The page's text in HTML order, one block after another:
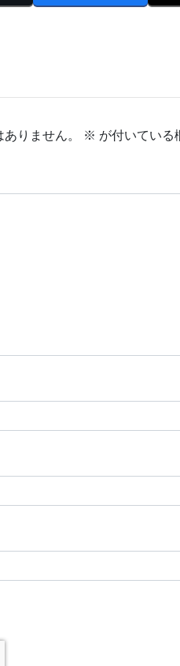
りません。 ※ が付いている